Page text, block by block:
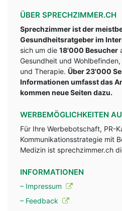
ÜBER SPRECHZIMMER.CH
Sprechzimmer ist der
Gesundheitsratgeber im
sich um die 18'000 Besucher
Gesundheit und
und Therapie. Über 23'000
Informationen umfasst das
kommen neue Seiten dazu.
WERBEMÖGLICHKEITEN
Für Ihre Werbebotschaft, PR-
Kommunikationsstrategie mit
Medizin ist sprechzimmer.ch
INFORMATIONEN
– Impressum
– Feedback